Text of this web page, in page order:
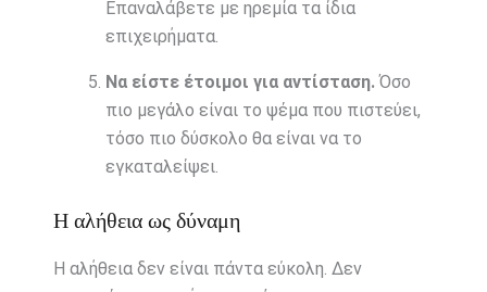
Επαναλάβετε με ηρεμία τα ίδια
επιχειρήματα.
Να είστε έτοιμοι για αντίσταση.Όσο
πιο μεγάλο είναι το ψέμα που πιστεύει,
τόσο πιο δύσκολο θα είναι να το
εγκαταλείψει.
Η αλήθεια ως δύναμη
Η αλήθεια δεν είναι πάντα εύκολη. Δεν